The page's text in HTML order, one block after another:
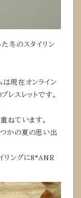
冬のスタイリン
は現在オンライン
スレットです。
ねています。
かの夏の思い出
リングに8°ANR